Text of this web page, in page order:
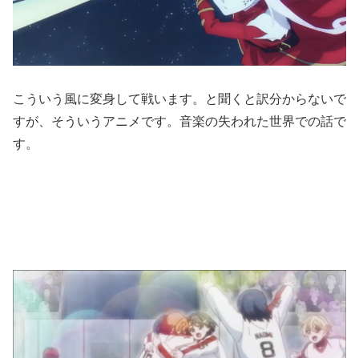
こういう風に変身して戦います。と聞くと訳分からないで
すが、そういうアニメです。音楽の失われた世界での話で
す。